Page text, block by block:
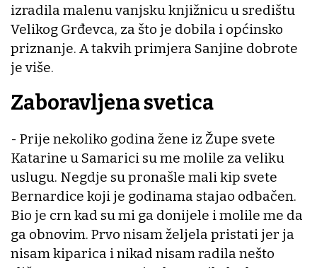
izradila malenu vanjsku knjižnicu u središtu
Velikog Grđevca, za što je dobila i općinsko
priznanje. A takvih primjera Sanjine dobrote
je više.
Zaboravljena svetica
- Prije nekoliko godina žene iz Župe svete
Katarine u Samarici su me molile za veliku
uslugu. Negdje su pronašle mali kip svete
Bernardice koji je godinama stajao odbačen.
Bio je crn kad su mi ga donijele i molile me da
ga obnovim. Prvo nisam željela pristati jer ja
nisam kiparica i nikad nisam radila nešto